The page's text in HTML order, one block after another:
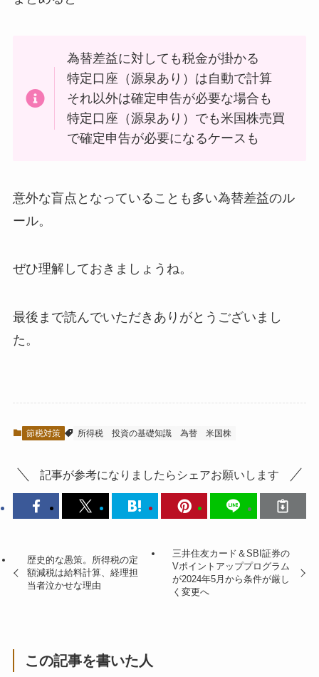
為替差益に対しても税金が掛かる
特定口座（源泉あり）は自動で計算
それ以外は確定申告が必要な場合も
特定口座（源泉あり）でも米国株売買
で確定申告が必要になるケースも
意外な盲点となっていることも多い為替差益のル
ール。
ぜひ理解しておきましょうね。
最後まで読んでいただきありがとうございまし
た。
節税対策 所得税 投資の基礎知識 為替 米国株
記事が参考になりましたらシェアお願いします
歴史的な愚策。所得税の定
額減税は給料計算、経理担
当者泣かせな理由
三井住友カード＆SBI証券の
Vポイントアッププログラム
が2024年5月から条件が厳し
く変更へ
この記事を書いた人